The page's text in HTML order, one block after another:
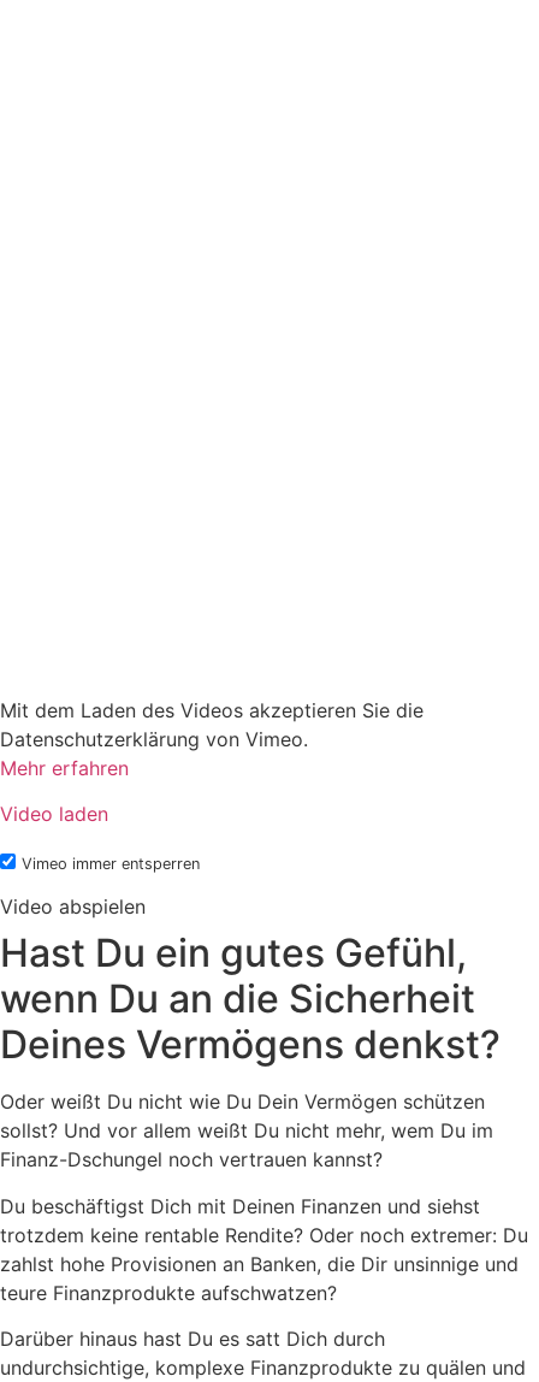
Mit dem Laden des Videos akzeptieren Sie die
Datenschutzerklärung von Vimeo.
Mehr erfahren
Video laden
Vimeo immer entsperren
Video abspielen
Hast Du ein gutes Gefühl,
wenn Du an die Sicherheit
Deines Vermögens denkst?
Oder weißt Du nicht wie Du Dein Vermögen schützen
sollst? Und vor allem weißt Du nicht mehr, wem Du im
Finanz-Dschungel noch vertrauen kannst?
Du beschäftigst Dich mit Deinen Finanzen und siehst
trotzdem keine rentable Rendite? Oder noch extremer: Du
zahlst hohe Provisionen an Banken, die Dir unsinnige und
teure Finanzprodukte aufschwatzen?
Darüber hinaus hast Du es satt Dich durch
undurchsichtige, komplexe Finanzprodukte zu quälen und